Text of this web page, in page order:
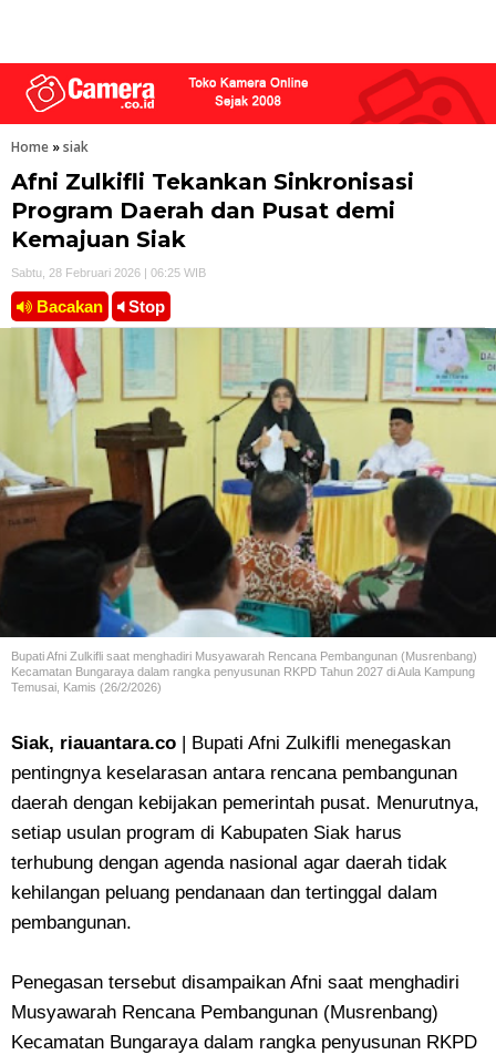
Home »siak
Afni Zulkifli Tekankan Sinkronisasi
Program Daerah dan Pusat demi
Kemajuan Siak
Sabtu, 28 Februari 2026 | 06:25 WIB
Bacakan Stop
Bupati Afni Zulkifli saat menghadiri Musyawarah Rencana Pembangunan (Musrenbang)
Kecamatan Bungaraya dalam rangka penyusunan RKPD Tahun 2027 di Aula Kampung
Temusai, Kamis (26/2/2026)
Siak, riauantara.co | Bupati Afni Zulkifli menegaskan
pentingnya keselarasan antara rencana pembangunan
daerah dengan kebijakan pemerintah pusat. Menurutnya,
setiap usulan program di Kabupaten Siak harus
terhubung dengan agenda nasional agar daerah tidak
kehilangan peluang pendanaan dan tertinggal dalam
pembangunan.
Penegasan tersebut disampaikan Afni saat menghadiri
Musyawarah Rencana Pembangunan (Musrenbang)
Kecamatan Bungaraya dalam rangka penyusunan RKPD